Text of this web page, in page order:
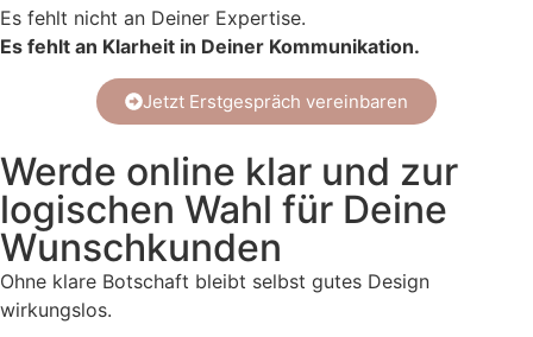
Es fehlt nicht an Deiner Expertise.
Es fehlt an Klarheit in Deiner Kommunikation.
Jetzt Erstgespräch vereinbaren
Werde online klar und zur
logischen Wahl für Deine
Wunschkunden
Ohne klare Botschaft bleibt selbst gutes Design
wirkungslos.